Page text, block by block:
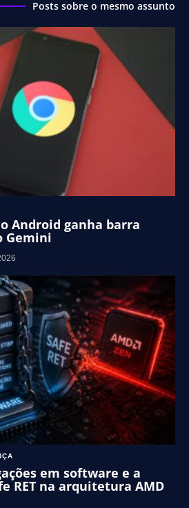
Posts sobre o mesmo assunto
Android ganha barra
Gemini
em software e a
RET na arquitetura AMD